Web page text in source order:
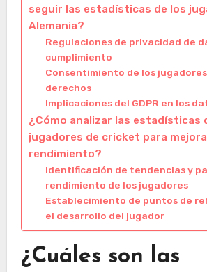
seguir las estadísticas de los
Alemania?
Regulaciones de privacidad de
cumplimiento
Consentimiento de los
derechos
Implicaciones del GDPR en los
¿Cómo analizar las estadísticas
jugadores de cricket para
rendimiento?
Identificación de tendencias y
rendimiento de los jugadores
Establecimiento de puntos de
el desarrollo del jugador
¿Cuáles son las